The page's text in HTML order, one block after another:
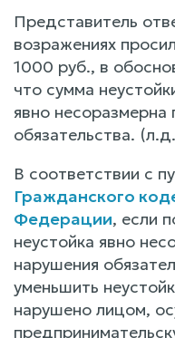
Представитель
возражениях
1000 руб., в
что сумма
явно
обязательства.
В соответствии с
Гражданского
Федерации, если
неустойка явно
нарушения
уменьшить
нарушено лицом,